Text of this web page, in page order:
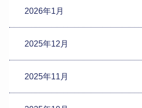
2026年1月
2025年12月
2025年11月